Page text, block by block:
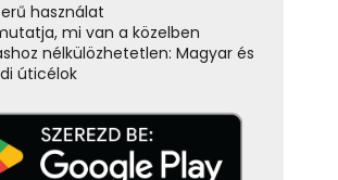
használat
mi van a közelben
nélkülözhetetlen: Magyar és
úticélok